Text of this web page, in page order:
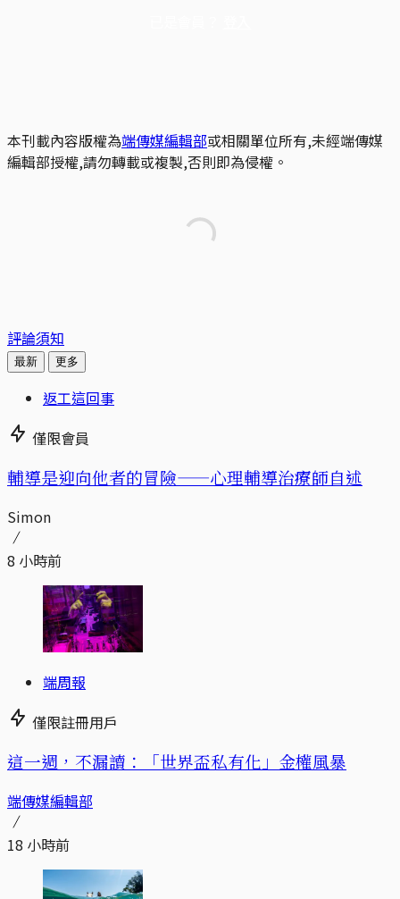
本刊載內容版權為端傳媒編輯部或相關單位所有,未經端傳媒
編輯部授權,請勿轉載或複製,否則即為侵權。
評論須知
最新 更多
返工這回事
僅限會員
輔導是迎向他者的冒險——心理輔導治療師自述
Simon
8 小時前
端周報
僅限註冊用戶
這一週，不漏讀：「世界盃私有化」金權風暴
端傳媒編輯部
18 小時前